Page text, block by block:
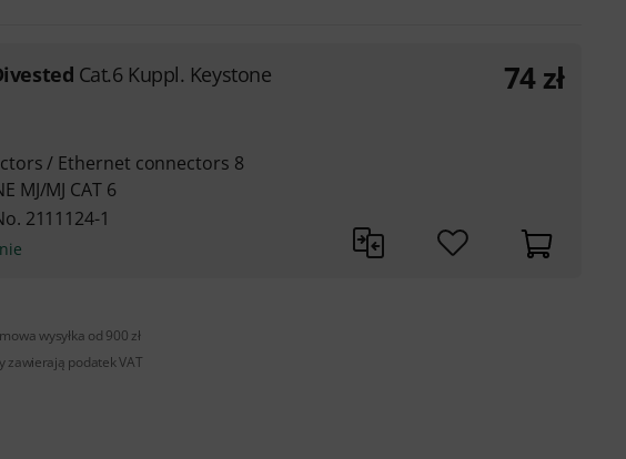
Cat.6 Kuppl. Keystone
/ Ethernet connectors 8
MJ/MJ CAT 6
2111124-1
74 zł
wysyłka od 900 zł
zawierają podatek VAT